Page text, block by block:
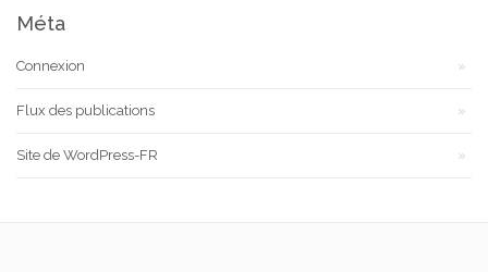
Méta
Connexion
Flux des publications
Site de WordPress-FR